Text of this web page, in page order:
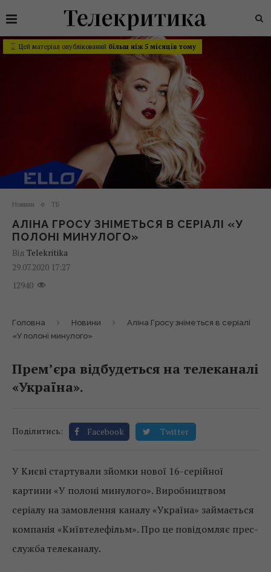
Цей матеріал опублікований більш ніж 5 місяців тому
Новини ТБ
АЛІНА ГРОСУ ЗНІМЕТЬСЯ В СЕРІАЛІ «У
ПОЛОНІ МИНУЛОГО»
Від Telekritika
29.07.2020 17:27
12940
Головна Новини
Аліна Гросу зніметься в серіалі
«У полоні минулого»
Прем’єра відбудеться на телеканалі
«Україна».
Поділитись: Facebook Twitter
У Києві стартували зйомки нової 16-серійної
картини «У полоні минулого». Виробництвом
серіалу на замовлення каналу «Україна» займається
компанія «Київтелефільм». Про це повідомляє прес-
служба телеканалу.